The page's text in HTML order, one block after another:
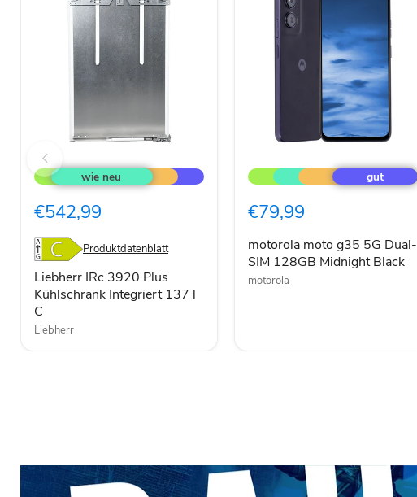
Liebherr
IRc
3920
Kühlschrank
137
l
C
€542,99
Produktdatenblatt
Liebherr IRc 3920 Plus
Kühlschrank Integriert 137 l
C
Liebherr
moto
g35
Dual-
128GB
Midnight
Black
€79,99
motorola moto g35 5G Dual-
SIM 128GB Midnight Black
motorola